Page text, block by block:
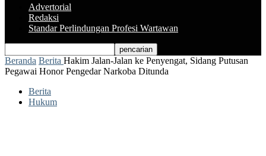
Advertorial
Redaksi
Standar Perlindungan Profesi Wartawan
Beranda Berita Hakim Jalan-Jalan ke Penyengat, Sidang Putusan
Pegawai Honor Pengedar Narkoba Ditunda
Berita
Hukum